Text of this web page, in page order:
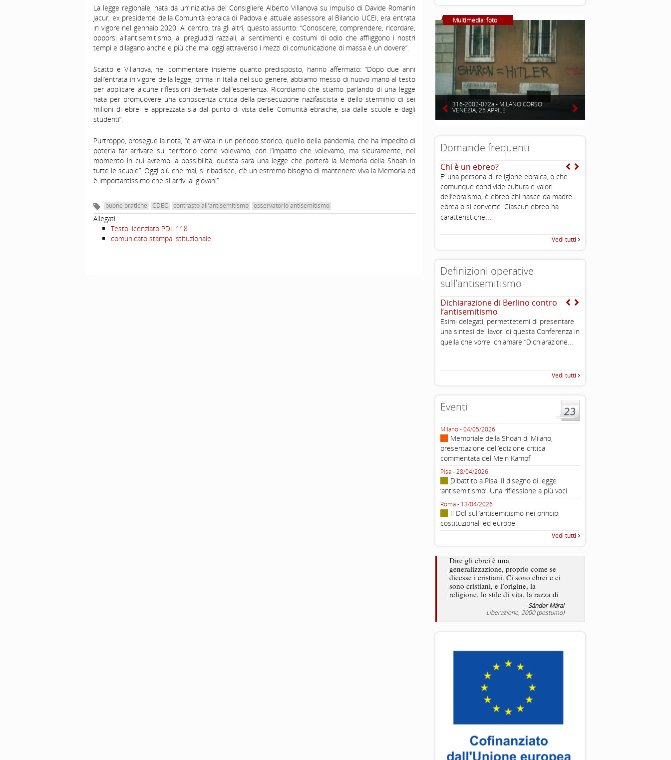
La legge regionale, nata da un’iniziativa del Consigliere Alberto Villanova su impulso di Davide Romanin
Jacur, ex presidente della Comunità ebraica di Padova e attuale assessore al Bilancio UCEI, era entrata
in vigore nel gennaio 2020. Al centro, tra gli altri, questo assunto: “Conoscere, comprendere, ricordare,
opporsi all’antisemitismo, ai pregiudizi razziali, ai sentimenti e costumi di odio che affliggono i nostri
tempi e dilagano anche e più che mai oggi attraverso i mezzi di comunicazione di massa è un dovere”.
Scatto e Villanova, nel commentare insieme quanto predisposto, hanno affermato: “Dopo due anni
dall’entrata in vigore della legge, prima in Italia nel suo genere, abbiamo messo di nuovo mano al testo
per applicare alcune riflessioni derivate dall’esperienza. Ricordiamo che stiamo parlando di una legge
nata per promuovere una conoscenza critica della persecuzione nazifascista e dello sterminio di sei
milioni di ebrei e apprezzata sia dal punto di vista delle Comunità ebraiche, sia dalle scuole e dagli
studenti”.
Purtroppo, prosegue la nota, “è arrivata in un periodo storico, quello della pandemia, che ha impedito di
poterla far arrivare sul territorio come volevamo, con l’impatto che volevamo, ma sicuramente, nel
momento in cui avremo la possibilità, questa sarà una legge che porterà la Memoria della Shoah in
tutte le scuole”. Oggi più che mai, si ribadisce, c’è un estremo bisogno di mantenere viva la Memoria ed
è importantissimo che si arrivi ai giovani”.
buone pratiche CDEC contrasto all'antisemitismo osservatorio antisemitismo
Allegati:
Testo licenziato PDL 118
comunicato stampa istituzionale
Multimedia: foto
316-2002-072a - MILANO CORSO
VENEZIA, 25 APRILE
Domande frequenti
Chi è un ebreo?
E’ una persona di religione ebraica, o che
comunque condivide cultura e valori
dell’ebraismo; è ebreo chi nasce da madre
ebrea o si converte. Ciascun ebreo ha
caratteristiche...
Non è che gli ebrei
Vedi tutti
Definizioni operative
sull’antisemitismo
Dichiarazione di Berlino contro
l’antisemitismo
Esimi delegati, permettetemi di presentare
una sintesi dei lavori di questa Conferenza in
quella che vorrei chiamare “Dichiarazione...
Vedi tutti
Eventi
Milano - 04/05/2026
Memoriale della Shoah di Milano,
presentazione dell’edizione critica
commentata del Mein Kampf
Pisa - 28/04/2026
Dibattito a Pisa: Il disegno di legge
‘antisemitismo’. Una riflessione a più voci
Roma - 13/04/2026
Il Ddl sull’antisemitismo nei principi
costituzionali ed europei
Vedi tutti
Dire gli ebrei è una
generalizzazione, proprio come se
dicesse i cristiani. Ci sono ebrei e ci
sono cristiani, e l’origine, la
religione, lo stile di vita, la razza di
sicuro comportano tanti tratti...
—Sándor Márai
Liberazione, 2000 (postumo)